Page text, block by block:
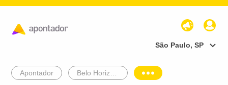
São Paulo, SP
Apontador